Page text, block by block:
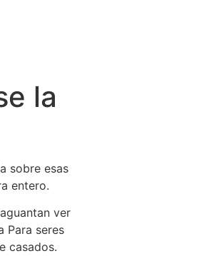
la
sobre esas
entero.
ver
Para seres
casados.